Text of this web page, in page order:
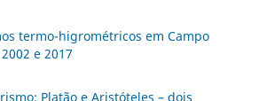
termo-higrométricos em Campo
e 2017
Platão e Aristóteles – dois